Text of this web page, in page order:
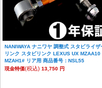
NANIWAYA ナニワヤ 調整式 スタビライザ
リンク スタビリンク LEXUS UX MZAA10
MZAH1# リア用 商品番号：NSL55
現金特価(税込) 13,750 円